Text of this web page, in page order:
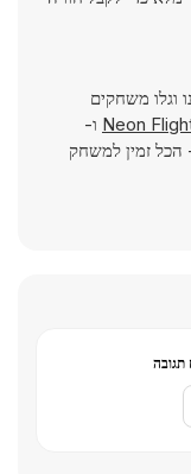
וגלו משחקים
Neon ו-
הכל זמין למשחק